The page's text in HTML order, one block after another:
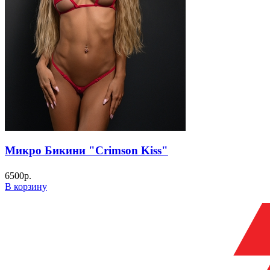
Микро Бикини "Crimson Kiss"
6500р.
В корзину